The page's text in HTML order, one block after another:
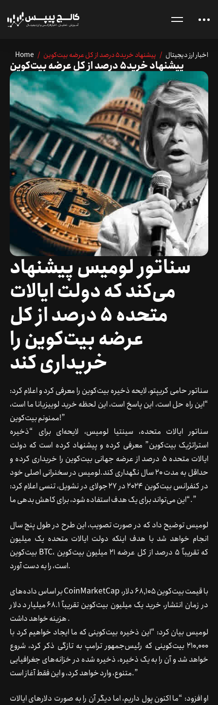
Home / اخبار ارز دیجیتال / پیشنهاد خرید5 درصد از کل عرضه بیت‌کوین
پیشنهاد خرید5 درصد از کل عرضه بیت‌کوین
سناتور لومیس پیشنهاد
می‌کند که دولت ایالات
متحده 5 درصد از کل
عرضه بیت‌کوین را
خریداری کند
سناتور حامی کریپتو، لایحه ذخیره بیت‌کوین را معرفی کرد و اعلام کرد:
“این راه حل است، این پاسخ است، این لحظه خرید لوییزیانا ما است،
ممنونم بیت‌کوین!”
سناتور ایالات متحده، سینتیا لومیس، لایحه‌ای برای “ذخیره
استراتژیک بیت‌کوین” معرفی کرده و پیشنهاد کرده است که دولت
ایالات متحده 5 درصد از عرضه جهانی بیت‌کوین را خریداری کرده و
حداقل به مدت 20 سال نگهداری کند.لومیس در سخنرانی اصلی خود
در کنفرانس بیت‌کوین 2024 در 27 جولای در نشویل، تنسی اعلام کرد:
“این می‌تواند برای یک هدف استفاده شود، برای کاهش بدهی ما.”
لومیس توضیح داد که در صورت تصویب، این طرح در طول پنج سال
انجام خواهد شد با هدف اینکه دولت ایالات متحده یک میلیون
بیت‌کوین BTC، که تقریباً 5 درصد از کل عرضه 21 میلیون بیت‌کوین
است، را به دست آورد.
بر اساس داده‌های CoinMarketCap ،با قیمت بیت‌کوین 68,105 دلار
در زمان انتشار، خرید یک میلیون بیت‌کوین تقریباً 68.1 میلیارد دلار
هزینه خواهد داشت .
لومیس بیان کرد: “این ذخیره بیت‌کوینی که ما ایجاد خواهیم کرد با
210,000 بیت‌کوینی که رئیس‌جمهور ترامپ به تازگی ذکر کرد، شروع
خواهد شد و آن را به یک ذخیره، ذخیره شده در خزانه‌های جغرافیایی
متنوع، وارد خواهد کرد، و این فقط آغاز است.”
او افزود: “ما اکنون پول داریم، اما دیگر آن را به صورت دلارهای ایالات